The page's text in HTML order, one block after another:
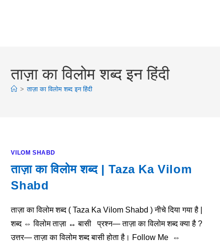
ताज़ा का विलोम शब्द इन हिंदी
> ताज़ा का विलोम शब्द इन हिंदी
VILOM SHABD
ताज़ा का विलोम शब्द | Taza Ka Vilom
Shabd
ताज़ा का विलोम शब्द ( Taza Ka Vilom Shabd ) नीचे दिया गया है |
शब्द ⇔ विलोम ताज़ा ↔ बासी प्रश्न— ताज़ा का विलोम शब्द क्या है ?
उत्तर— ताज़ा का विलोम शब्द बासी होता है। Follow Me ⇔